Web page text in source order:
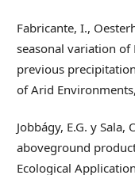
Fabricante, I.,
seasonal variation
previous
of Arid
Jobbágy, E.G. y
aboveground
Ecological